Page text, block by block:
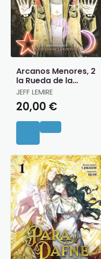
Arcanos Menores, 2
la Rueda de la
Fortuna
JEFF LEMIRE
20,00 €